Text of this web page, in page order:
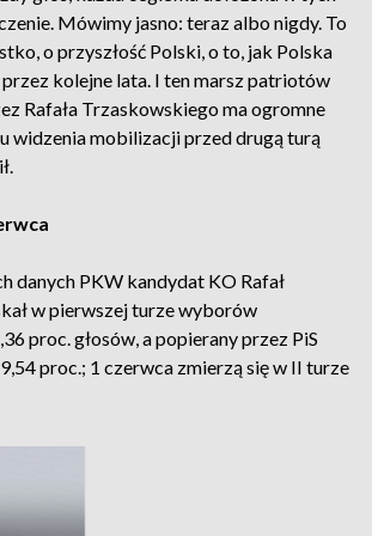
Mówimy jasno: teraz albo nigdy. To
o przyszłość Polski, o to, jak Polska
kolejne lata. I ten marsz patriotów
Rafała Trzaskowskiego ma ogromne
widzenia mobilizacji przed drugą turą
danych PKW kandydat KO Rafał
w pierwszej turze wyborów
proc. głosów, a popierany przez PiS
proc.; 1 czerwca zmierzą się w II turze